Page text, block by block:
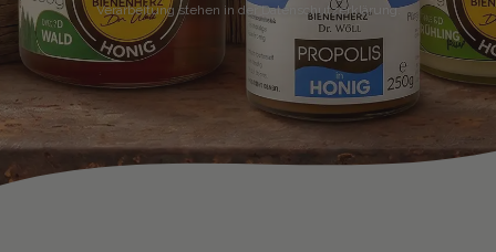
Verarbeitung stehen in der Datenschutzerklärung.